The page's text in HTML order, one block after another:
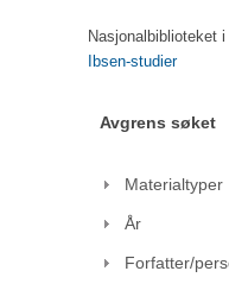
Nasjonalbiblioteket
Ibsen-studier
Avgrens søket
Materialtyper
År
Forfatter/